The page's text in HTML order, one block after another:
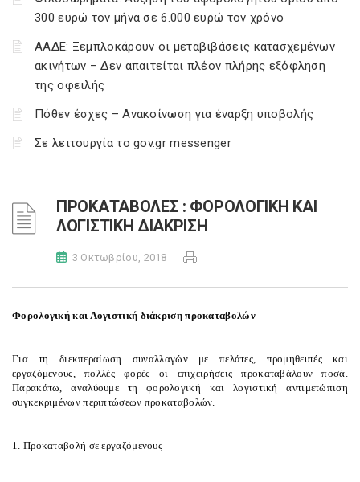
300 ευρώ τον μήνα σε 6.000 ευρώ τον χρόνο
ΑΑΔΕ: Ξεμπλοκάρουν οι μεταβιβάσεις κατασχεμένων
ακινήτων – Δεν απαιτείται πλέον πλήρης εξόφληση
της οφειλής
Πόθεν έσχες – Ανακοίνωση για έναρξη υποβολής
Σε λειτουργία το gov.gr messenger
ΠΡΟΚΑΤΑΒΟΛΕΣ : ΦΟΡΟΛΟΓΙΚΗ ΚΑΙ
ΛΟΓΙΣΤΙΚΗ ΔΙΑΚΡΙΣΗ
3 Οκτωβρίου, 2018
Φορολογική και Λογιστική διάκριση προκαταβολών
Για τη διεκπεραίωση συναλλαγών με πελάτες, προμηθευτές και
εργαζόμενους, πολλές φορές οι επιχειρήσεις προκαταβάλουν ποσά.
Παρακάτω, αναλύουμε τη φορολογική και λογιστική αντιμετώπιση
συγκεκριμένων περιπτώσεων προκαταβολών.
1. Προκαταβολή σε εργαζόμενους